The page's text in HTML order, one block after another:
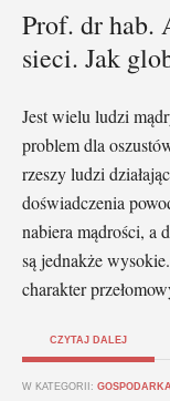
Prof. dr hab.
sieci. Jak
Jest wielu ludzi
problem dla
rzeszy ludzi
doświadczenia
nabiera mądrości, a
są jednakże
charakter
CZYTAJ DALEJ
W KATEGORII: